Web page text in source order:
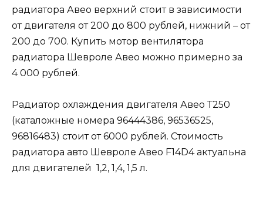
радиатора Авео верхний стоит в зависимости
от двигателя от 200 до 800 рублей, нижний – от
200 до 700. Купить мотор вентилятора
радиатора Шевроле Авео можно примерно за
4 000 рублей.
Радиатор охлаждения двигателя Авео Т250
(каталожные номера 96444386, 96536525,
96816483) стоит от 6000 рублей. Стоимость
радиатора авто Шевроле Авео F14D4 актуальна
для двигателей 1,2, 1,4, 1,5 л.